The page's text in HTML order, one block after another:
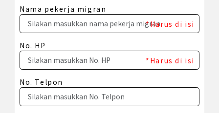
Nama pekerja migran
*Harus di isi
No. HP
*Harus di isi
No. Telpon